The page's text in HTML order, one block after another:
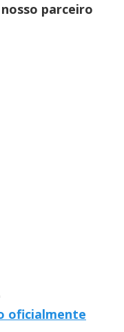
parceiro
oficialmente